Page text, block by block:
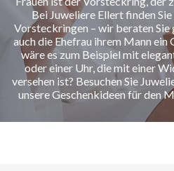
Bei Juweliere Ellert finden
Vorsteckringen – wir beraten
auch die Ehefrau ihrem Mann ein
wäre es zum Beispiel mit
oder einer Uhr, die mit einer
versehen ist? Besuchen Sie
unsere Geschenkideen für den